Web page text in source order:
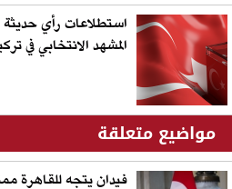
استطلاعات رأي
المشهد الانتخابي في
مواضيع متعلقة
فيدان يتجه للقاهرة